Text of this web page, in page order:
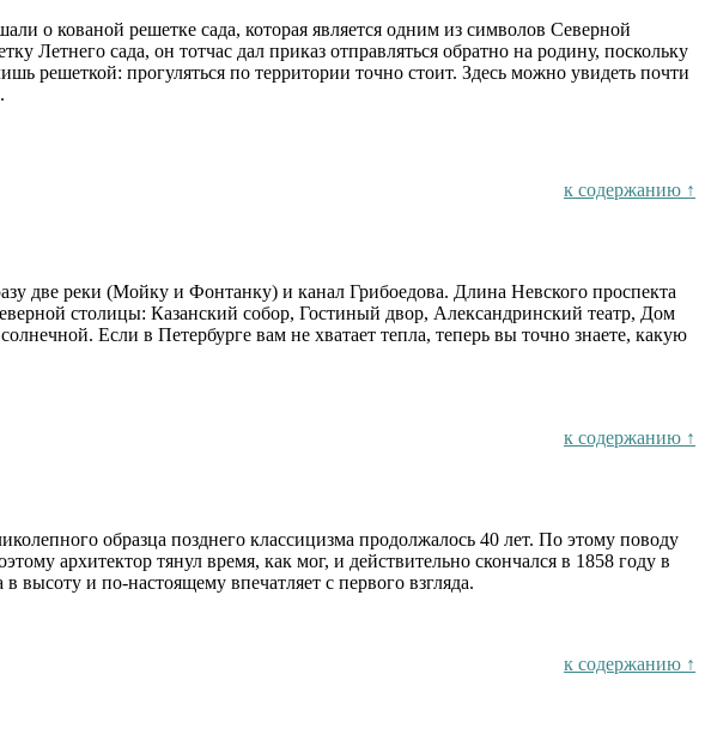
о кованой решетке сада, которая является одним из символов Северной
сада, он тотчас дал приказ отправляться обратно на родину, поскольку
решеткой: прогуляться по территории точно стоит. Здесь можно увидеть почти
к содержанию ↑
две реки (Мойку и Фонтанку) и канал Грибоедова. Длина Невского проспекта
столицы: Казанский собор, Гостиный двор, Александринский театр, Дом
Если в Петербурге вам не хватает тепла, теперь вы точно знаете, какую
к содержанию ↑
образца позднего классицизма продолжалось 40 лет. По этому поводу
архитектор тянул время, как мог, и действительно скончался в 1858 году в
высоту и по-настоящему впечатляет с первого взгляда.
к содержанию ↑